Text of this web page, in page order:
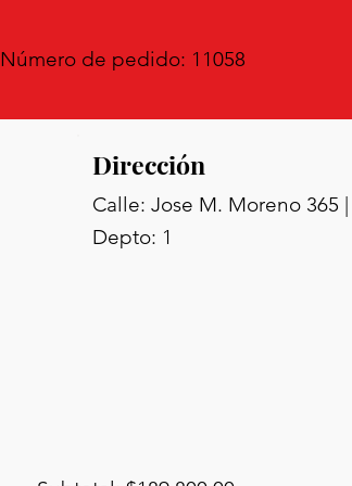
Número de pedido: 11058
Dirección
Calle: Jose M. Moreno 365 |
Depto: 1